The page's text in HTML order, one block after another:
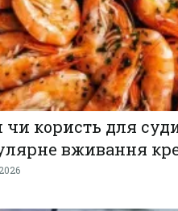
чи користь для
вживання